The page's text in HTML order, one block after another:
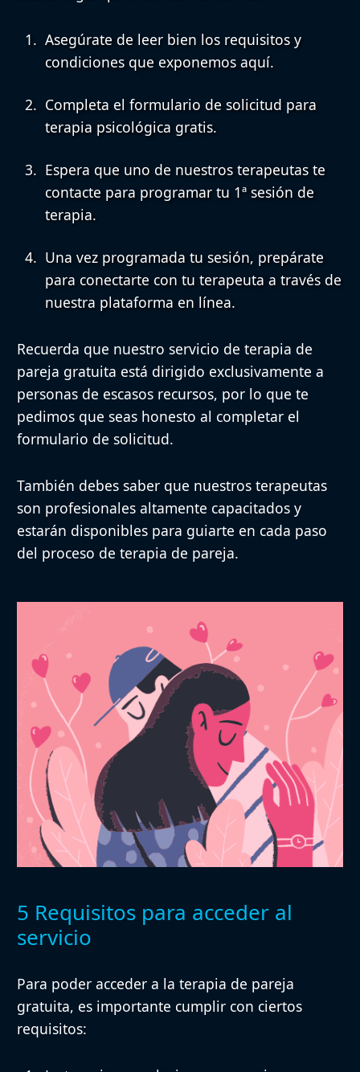
Asegúrate de leer bien los requisitos y
condiciones que exponemos aquí.
Completa el formulario de solicitud para
terapia psicológica gratis.
Espera que uno de nuestros terapeutas te
contacte para programar tu 1ª sesión de
terapia.
Una vez programada tu sesión, prepárate
para conectarte con tu terapeuta a través de
nuestra plataforma en línea.
Recuerda que nuestro servicio de terapia de
pareja gratuita está dirigido exclusivamente a
personas de escasos recursos, por lo que te
pedimos que seas honesto al completar el
formulario de solicitud.
También debes saber que nuestros terapeutas
son profesionales altamente capacitados y
estarán disponibles para guiarte en cada paso
del proceso de terapia de pareja.
5 Requisitos para acceder al
servicio
Para poder acceder a la terapia de pareja
gratuita, es importante cumplir con ciertos
requisitos: